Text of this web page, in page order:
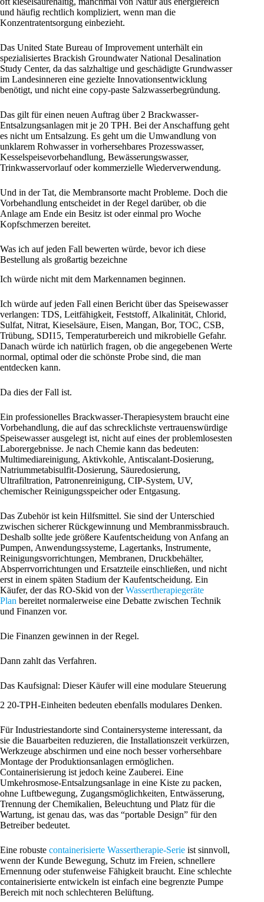
und häufig rechtlich kompliziert, wenn man die
Konzentratentsorgung einbezieht.
Das United State Bureau of Improvement unterhält ein
spezialisiertes Brackish Groundwater National Desalination
Study Center, da das salzhaltige und geschädigte Grundwasser
im Landesinneren eine gezielte Innovationsentwicklung
benötigt, und nicht eine copy-paste Salzwasserbegründung.
Das gilt für einen neuen Auftrag über 2 Brackwasser-
Entsalzungsanlagen mit je 20 TPH. Bei der Anschaffung geht
es nicht um Entsalzung. Es geht um die Umwandlung von
unklarem Rohwasser in vorhersehbares Prozesswasser,
Kesselspeisevorbehandlung, Bewässerungswasser,
Trinkwasservorlauf oder kommerzielle Wiederverwendung.
Und in der Tat, die Membransorte macht Probleme. Doch die
Vorbehandlung entscheidet in der Regel darüber, ob die
Anlage am Ende ein Besitz ist oder einmal pro Woche
Kopfschmerzen bereitet.
Was ich auf jeden Fall bewerten würde, bevor ich diese
Bestellung als großartig bezeichne
Ich würde nicht mit dem Markennamen beginnen.
Ich würde auf jeden Fall einen Bericht über das Speisewasser
verlangen: TDS, Leitfähigkeit, Feststoff, Alkalinität, Chlorid,
Sulfat, Nitrat, Kieselsäure, Eisen, Mangan, Bor, TOC, CSB,
Trübung, SDI15, Temperaturbereich und mikrobielle Gefahr.
Danach würde ich natürlich fragen, ob die angegebenen Werte
normal, optimal oder die schönste Probe sind, die man
entdecken kann.
Da dies der Fall ist.
Ein professionelles Brackwasser-Therapiesystem braucht eine
Vorbehandlung, die auf das schrecklichste vertrauenswürdige
Speisewasser ausgelegt ist, nicht auf eines der problemlosesten
Laborergebnisse. Je nach Chemie kann das bedeuten:
Multimediareinigung, Aktivkohle, Antiscalant-Dosierung,
Natriummetabisulfit-Dosierung, Säuredosierung,
Ultrafiltration, Patronenreinigung, CIP-System, UV,
chemischer Reinigungsspeicher oder Entgasung.
Das Zubehör ist kein Hilfsmittel. Sie sind der Unterschied
zwischen sicherer Rückgewinnung und Membranmissbrauch.
Deshalb sollte jede größere Kaufentscheidung von Anfang an
Pumpen, Anwendungssysteme, Lagertanks, Instrumente,
Reinigungsvorrichtungen, Membranen, Druckbehälter,
Absperrvorrichtungen und Ersatzteile einschließen, und nicht
erst in einem späten Stadium der Kaufentscheidung. Ein
Käufer, der das RO-Skid von derWassertherapiegeräte
Plan bereitet normalerweise eine Debatte zwischen Technik
und Finanzen vor.
Die Finanzen gewinnen in der Regel.
Dann zahlt das Verfahren.
Das Kaufsignal: Dieser Käufer will eine modulare Steuerung
2 20-TPH-Einheiten bedeuten ebenfalls modulares Denken.
Für Industriestandorte sind Containersysteme interessant, da
sie die Bauarbeiten reduzieren, die Installationszeit verkürzen,
Werkzeuge abschirmen und eine noch besser vorhersehbare
Montage der Produktionsanlagen ermöglichen.
Containerisierung ist jedoch keine Zauberei. Eine
Umkehrosmose-Entsalzungsanlage in eine Kiste zu packen,
ohne Luftbewegung, Zugangsmöglichkeiten, Entwässerung,
Trennung der Chemikalien, Beleuchtung und Platz für die
Wartung, ist genau das, was das “portable Design” für den
Betreiber bedeutet.
Eine robuste containerisierte Wassertherapie-Serie ist sinnvoll,
wenn der Kunde Bewegung, Schutz im Freien, schnellere
Ernennung oder stufenweise Fähigkeit braucht. Eine schlechte
containerisierte entwickeln ist einfach eine begrenzte Pumpe
Bereich mit noch schlechteren Belüftung.